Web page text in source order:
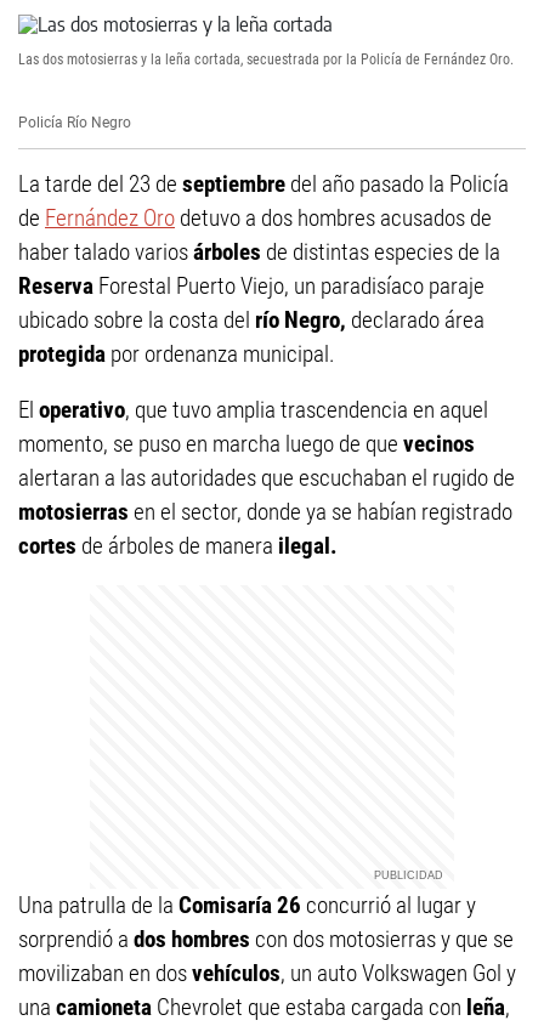
Las dos motosierras y la leña cortada, secuestrada por la Policía de Fernández Oro.
Policía Río Negro
La tarde del 23 de septiembre del año pasado la Policía
de Fernández Oro detuvo a dos hombres acusados de
haber talado variosárboles de distintas especies de la
Reserva Forestal Puerto Viejo, un paradisíaco paraje
ubicado sobre la costa del río Negro, declarado área
protegida por ordenanza municipal.
El operativo, que tuvo amplia trascendencia en aquel
momento, se puso en marcha luego de que vecinos
alertaran a las autoridades que escuchaban el rugido de
motosierras en el sector, donde ya se habían registrado
cortes de árboles de manera ilegal.
Una patrulla de la Comisaría 26 concurrió al lugar y
sorprendió a dos hombres con dos motosierras y que se
movilizaban en dosvehículos, un auto Volkswagen Gol y
una camioneta Chevrolet que estaba cargada con leña,